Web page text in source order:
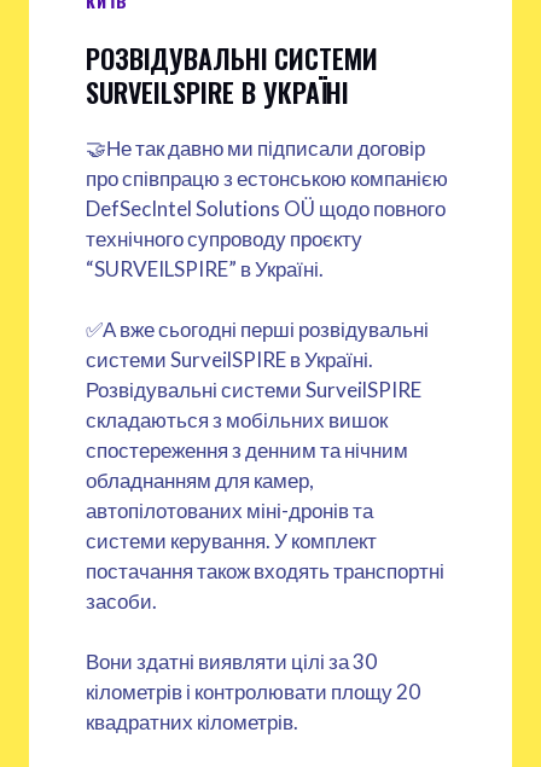
РОЗВІДУВАЛЬНІ СИСТЕМИ
SURVEILSPIRE В УКРАЇНІ
🤝Не так давно ми підписали договір
про співпрацю з естонською компанією
DefSecIntel Solutions OÜ щодо повного
технічного супроводу проєкту
“SURVEILSPIRE” в Україні.
✅А вже сьогодні перші розвідувальні
системи SurveilSPIRE в Україні.
Розвідувальні системи SurveilSPIRE
складаються з мобільних вишок
спостереження з денним та нічним
обладнанням для камер,
автопілотованих міні-дронів та
системи керування. У комплект
постачання також входять транспортні
засоби.
Вони здатні виявляти цілі за 30
кілометрів і контролювати площу 20
квадратних кілометрів.